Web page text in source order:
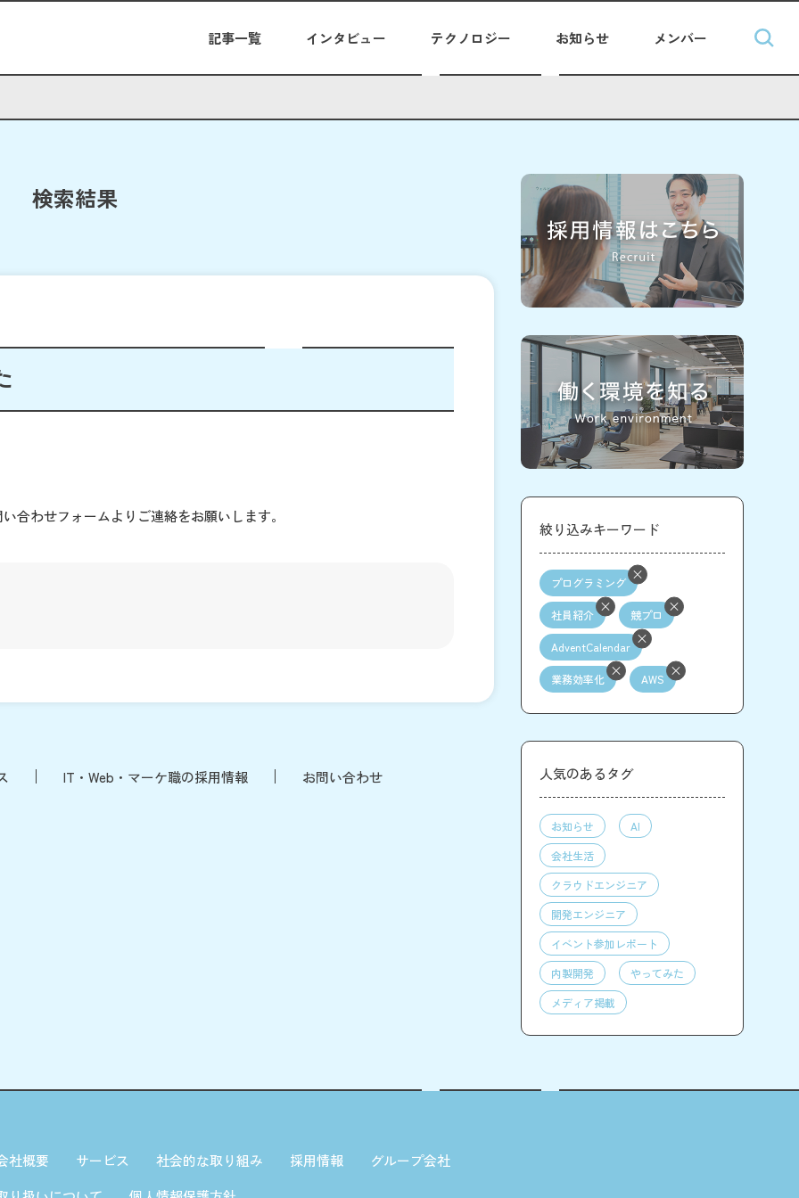
記事一覧 インタビュー テクノロジー お知らせ メンバー
検索結果
合わせフォームよりご連絡をお願いします。
IT・Web・マーケ職の採用情報 お問い合わせ
絞り込みキーワード
プログラミング
社員紹介 競プロ
AdventCalendar
業務効率化 AWS
人気のあるタグ
お知らせ
AI
会社生活
クラウドエンジニア
開発エンジニア
イベント参加レポート
内製開発
やってみた
メディア掲載
社概要 サービス 社会的な取り組み 採用情報
グループ会社